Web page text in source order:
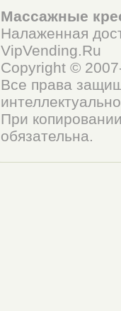
Массажные
Налаженная
VipVending.Ru
Copyright ©
Все права
При
обязательна.